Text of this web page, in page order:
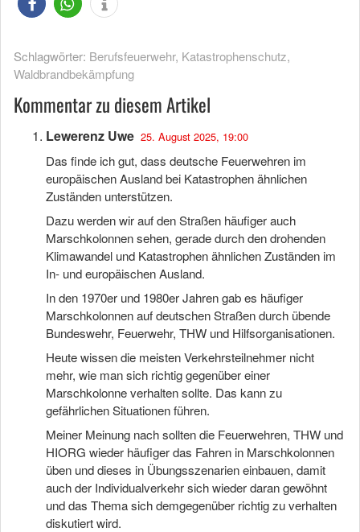
Schlagwörter: Berufsfeuerwehr, Katastrophenschutz,
Waldbrandbekämpfung
Kommentar zu diesem Artikel
Lewerenz Uwe 25. August 2025, 19:00
Das finde ich gut, dass deutsche Feuerwehren im
europäischen Ausland bei Katastrophen ähnlichen
Zuständen unterstützen.
Dazu werden wir auf den Straßen häufiger auch
Marschkolonnen sehen, gerade durch den drohenden
Klimawandel und Katastrophen ähnlichen Zuständen im
In- und europäischen Ausland.
In den 1970er und 1980er Jahren gab es häufiger
Marschkolonnen auf deutschen Straßen durch übende
Bundeswehr, Feuerwehr, THW und Hilfsorganisationen.
Heute wissen die meisten Verkehrsteilnehmer nicht
mehr, wie man sich richtig gegenüber einer
Marschkolonne verhalten sollte. Das kann zu
gefährlichen Situationen führen.
Meiner Meinung nach sollten die Feuerwehren, THW und
HIORG wieder häufiger das Fahren in Marschkolonnen
üben und dieses in Übungsszenarien einbauen, damit
auch der Individualverkehr sich wieder daran gewöhnt
und das Thema sich demgegenüber richtig zu verhalten
diskutiert wird.